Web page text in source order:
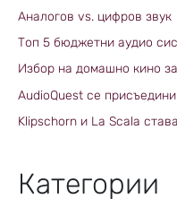
Аналогов vs. цифров звук
Топ 5 бюджетни аудио
Избор на домашно кино
AudioQuest се
Klipschorn и La Scala
Категории